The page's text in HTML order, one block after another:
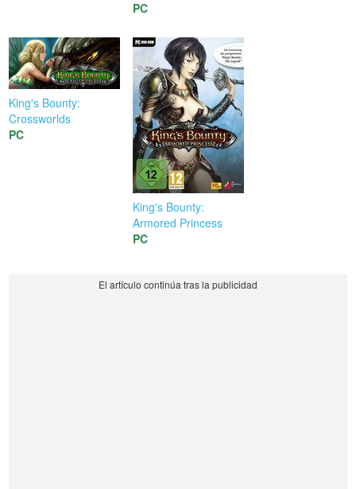
PC
King's Bounty:
Crossworlds
PC
King's Bounty:
Armored Princess
PC